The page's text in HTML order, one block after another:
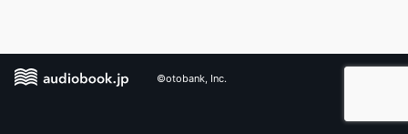
©otobank, Inc.